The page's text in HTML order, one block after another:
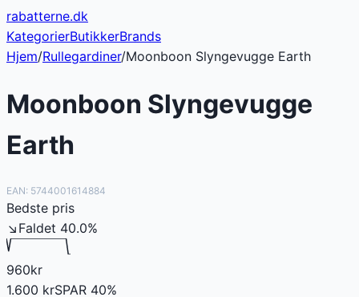
rabatterne.dk
KategorierButikkerBrands
Hjem/Rullegardiner/Moonboon Slyngevugge Earth
Moonboon Slyngevugge
Earth
EAN: 5744001614884
Bedste pris
↘ Faldet 40.0%
960kr
1.600 krSPAR 40%